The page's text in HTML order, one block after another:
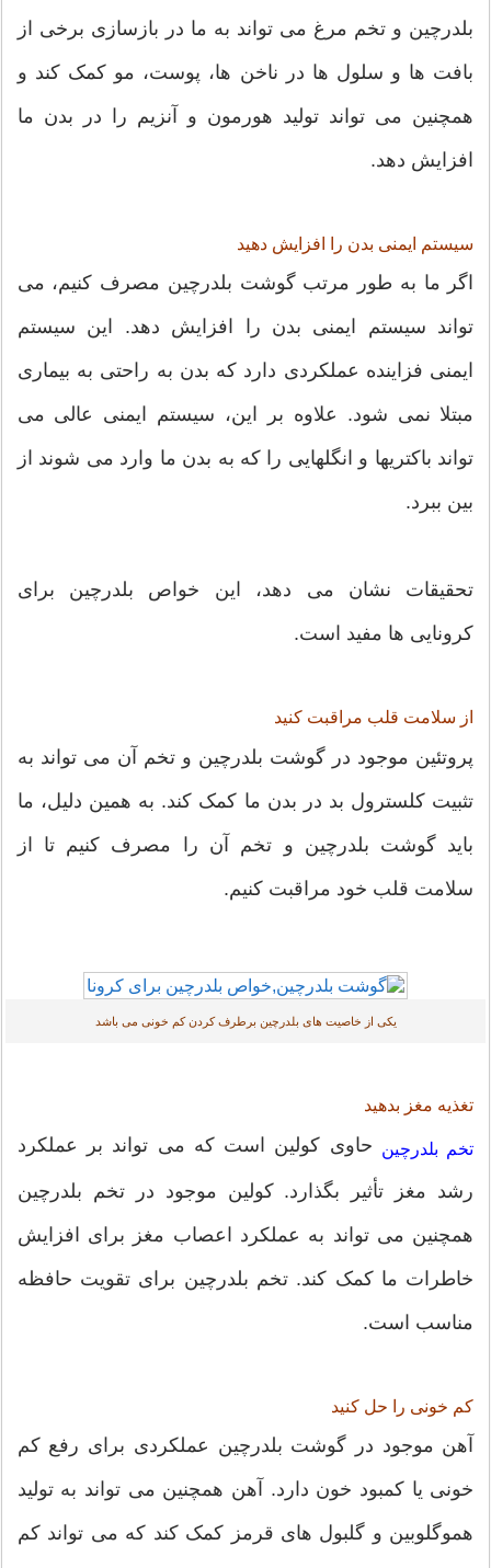
بلدرچین و تخم مرغ می تواند به ما در بازسازی برخی از
بافت ها و سلول ها در ناخن ها، پوست، مو کمک کند و
همچنین می تواند تولید هورمون و آنزیم را در بدن ما
افزایش دهد.
سیستم ایمنی بدن را افزایش دهید
اگر ما به طور مرتب گوشت بلدرچین مصرف کنیم، می
تواند سیستم ایمنی بدن را افزایش دهد. این سیستم
ایمنی فزاینده عملکردی دارد که بدن به راحتی به بیماری
مبتلا نمی شود. علاوه بر این، سیستم ایمنی عالی می
تواند باکتریها و انگلهایی را که به بدن ما وارد می شوند از
بین ببرد.
تحقیقات نشان می دهد، این خواص بلدرچین برای
کرونایی ها مفید است.
از سلامت قلب مراقبت کنید
پروتئین موجود در گوشت بلدرچین و تخم آن می تواند به
تثبیت کلسترول بد در بدن ما کمک کند. به همین دلیل، ما
باید گوشت بلدرچین و تخم آن را مصرف کنیم تا از
سلامت قلب خود مراقبت کنیم.
یکی از خاصیت های بلدرچین برطرف کردن کم خونی می باشد
تغذیه مغز بدهید
تخم بلدرچین حاوی کولین است که می تواند بر عملکرد
رشد مغز تأثیر بگذارد. کولین موجود در تخم بلدرچین
همچنین می تواند به عملکرد اعصاب مغز برای افزایش
خاطرات ما کمک کند. تخم بلدرچین برای تقویت حافظه
مناسب است.
کم خونی را حل کنید
آهن موجود در گوشت بلدرچین عملکردی برای رفع کم
خونی یا کمبود خون دارد. آهن همچنین می تواند به تولید
هموگلوبین و گلبول های قرمز کمک کند که می تواند کم